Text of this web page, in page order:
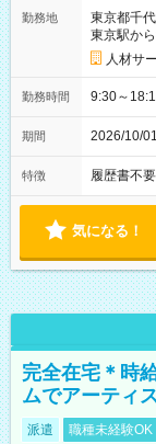
勤務地
東京都千
東京駅か
人材サ
勤務時間 9:30～
期間 2026/10/
特徴 履歴書不要
気になる！
完全在宅＊時
ムでアーティ
派遣 職種未経験OK